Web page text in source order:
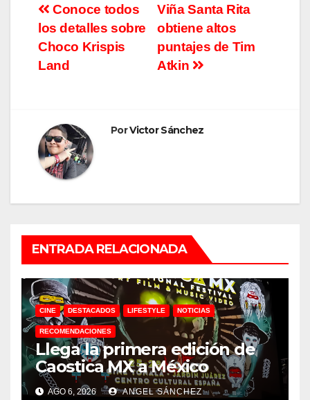
Navegación
de
entradas
Viña Santa Rita
obtiene altos
puntajes de Tim
Atkin
Conoce todos
los detalles sobre
Choco Krispis
Land
PorVictor Sánchez
ENTRADA RELACIONADA
CINE DESTACADOS LIFESTYLE NOTICIAS
RECOMENDACIONES
Llega la primera edición de
Caostica MX a México
AGO 6, 2026 ANGEL SÁNCHEZ